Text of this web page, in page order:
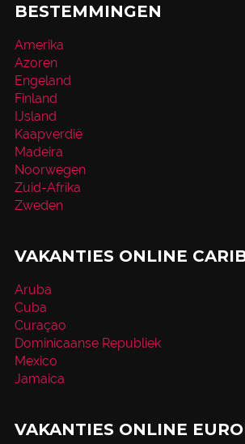
BESTEMMINGEN
Amerika
Azoren
Engeland
Finland
IJsland
Kaapverdië
Madeira
Noorwegen
Zuid-Afrika
Zweden
VAKANTIES ONLINE
Aruba
Cuba
Curaçao
Dominicaanse Republiek
Mexico
Jamaica
VAKANTIES ONLINE